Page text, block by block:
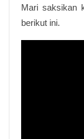
Mari saksikan
berikut ini.